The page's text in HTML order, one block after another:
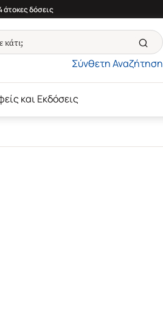
δόσεις
Σύνθετη Αναζήτηση
και Εκδόσεις